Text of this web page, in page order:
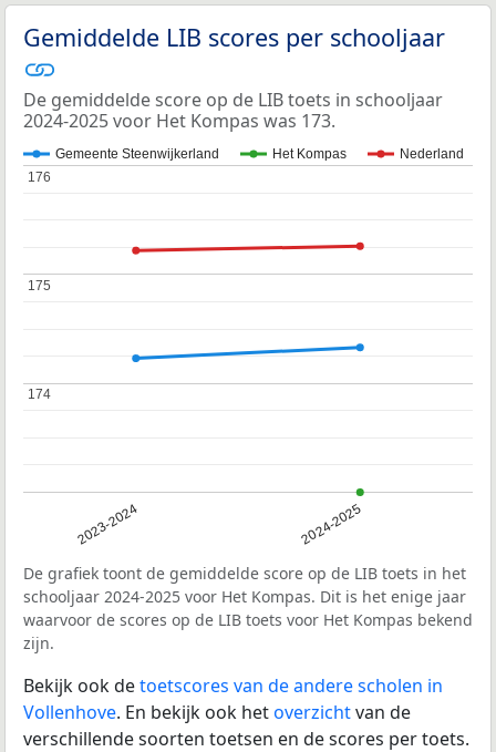
Gemiddelde LIB scores per schooljaar
De gemiddelde score op de LIB toets in schooljaar
2024-2025 voor Het Kompas was 173.
Gemeente Steenwijkerland Het Kompas Nederland
2023-2024 2024-2025
174
174
175
175
176
176
De grafiek toont de gemiddelde score op de LIB toets in het
schooljaar 2024-2025 voor Het Kompas. Dit is het enige jaar
waarvoor de scores op de LIB toets voor Het Kompas bekend
zijn.
Bekijk ook detoetscores van de andere scholen in
Vollenhove. En bekijk ook hetoverzichtvan de
verschillende soorten toetsen en de scores per toets.